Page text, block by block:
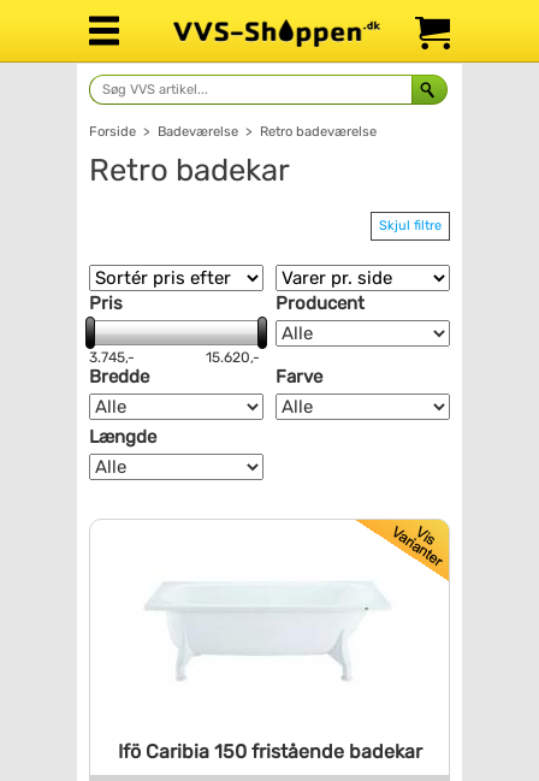
Forside > Badeværelse > Retro badeværelse
Retro badekar
Skjul filtre
Pris
3.745,- 15.620,-
Producent
Bredde Farve
Længde
Ifö Caribia 150 friståendebadekar